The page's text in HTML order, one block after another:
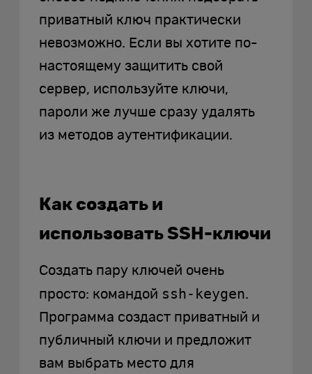
приватный ключ практически
невозможно. Если вы хотите по-
настоящему защитить свой
сервер, используйте ключи,
пароли же лучше сразу удалять
из методов аутентификации.
Как создать и
использовать SSH-ключи
Создать пару ключей очень
просто: командой ssh-keygen.
Программа создаст приватный и
публичный ключи и предложит
вам выбрать место для